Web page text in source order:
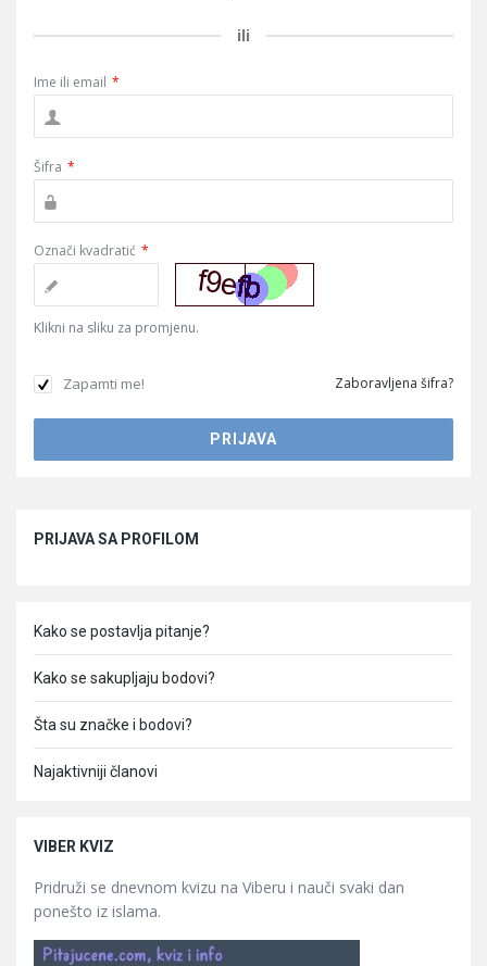
ili
Ime ili email *
Šifra *
Označi kvadratić *
Klikni na sliku za promjenu.
Zapamti me! Zaboravljena šifra?
PRIJAVA SA PROFILOM
Kako se postavlja pitanje?
Kako se sakupljaju bodovi?
Šta su značke i bodovi?
Najaktivniji članovi
VIBER KVIZ
Pridruži se dnevnom kvizu na Viberu i nauči svaki dan
ponešto iz islama.